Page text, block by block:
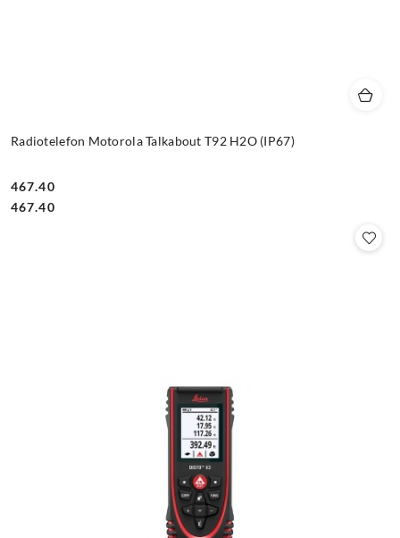
Radiotelefon Motorola Talkabout T92 H2O (IP67)
Cena:
467.40
Cena:
467.40